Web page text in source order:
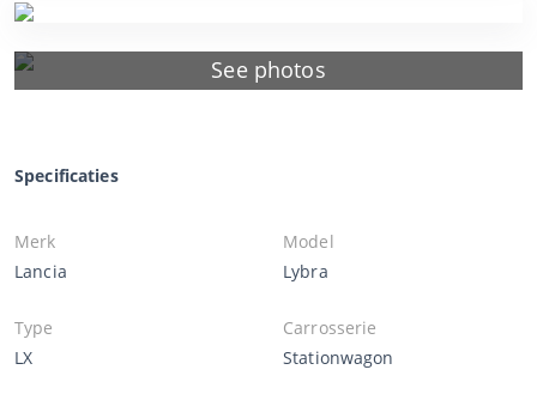
See photos
Specificaties
Merk
Lancia
Model
Lybra
Type
LX
Carrosserie
Stationwagon